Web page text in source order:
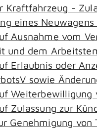
Kraftfahrzeug -
eines
Ausnahme vom
und dem
Erlaubnis oder
sowie
Weiterbewilligung
Zulassung zur
Genehmigung von